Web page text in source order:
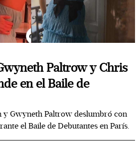
Paltrow y Chris
en el Baile de
y Gwyneth Paltrow deslumbró con
el Baile de Debutantes en París.